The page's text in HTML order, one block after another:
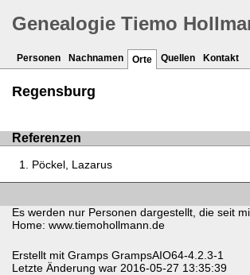
Genealogie Tiemo
Personen Nachnamen Orte Quellen Kontakt
Regensburg
Referenzen
Pöckel, Lazarus
Es werden nur Personen dargestellt, die seit
Home: www.tiemohollmann.de
Erstellt mit Gramps GrampsAIO64-4.2.3-1
Letzte Änderung war 2016-05-27 13:35:39